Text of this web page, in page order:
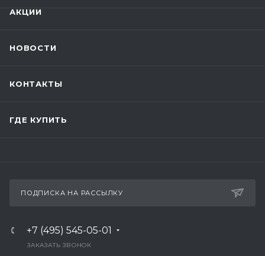
АКЦИИ
НОВОСТИ
КОНТАКТЫ
ГДЕ КУПИТЬ
ПОДПИСКА НА РАССЫЛКУ
+7 (495) 545-05-01
ЗАКАЗАТЬ ЗВОНОК